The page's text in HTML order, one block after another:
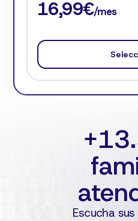
16,99€/mes
+13.
Escucha